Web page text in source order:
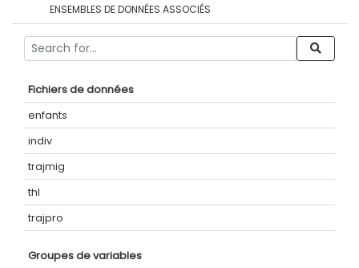
ENSEMBLES DE DONNÉES ASSOCIÉS
Fichiers de données
enfants
indiv
trajmig
thl
trajpro
Groupes de variables